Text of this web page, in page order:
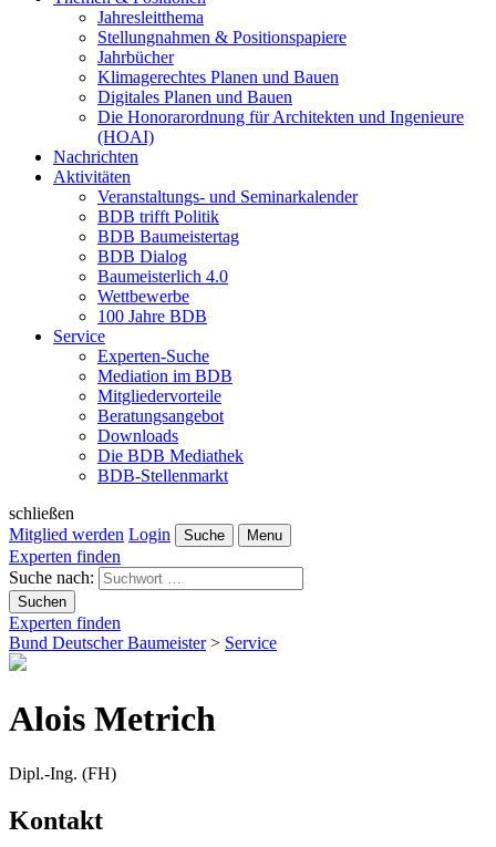
Jahresleitthema
Stellungnahmen & Positionspapiere
Jahrbücher
Klimagerechtes Planen und Bauen
Digitales Planen und Bauen
Die Honorarordnung für Architekten und Ingenieure
(HOAI)
Nachrichten
Aktivitäten
Veranstaltungs- und Seminarkalender
BDB trifft Politik
BDB Baumeistertag
BDB Dialog
Baumeisterlich 4.0
Wettbewerbe
100 Jahre BDB
Service
Experten-Suche
Mediation im BDB
Mitgliedervorteile
Beratungsangebot
Downloads
Die BDB Mediathek
BDB-Stellenmarkt
schließen
Mitglied werden Login Suche Menu
Experten finden
Suche nach:
Suchen
Experten finden
Bund Deutscher Baumeister> Service
Alois Metrich
Dipl.-Ing. (FH)
Kontakt